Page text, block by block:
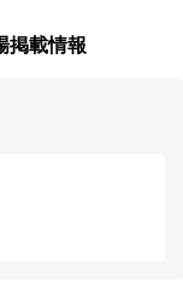
掲載情報